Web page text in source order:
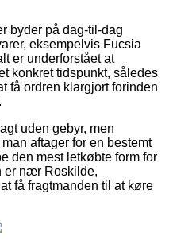
byder på dag-til-dag
eksempelvis Fucsia
er underforstået at
konkret tidspunkt, således
få ordren klargjort forinden
uden gebyr, men
aftager for en bestemt
den mest letkøbte form for
er nær Roskilde,
få fragtmanden til at køre